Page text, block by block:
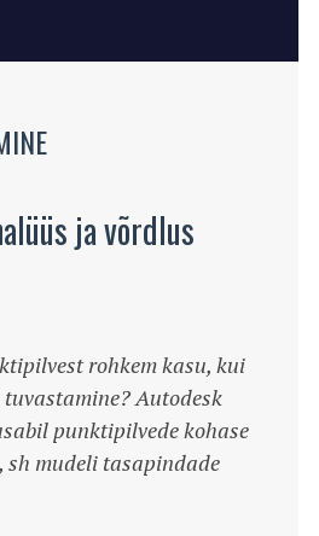
ja võrdlus
rohkem kasu, kui
Autodesk
punktipilvede kohase
sh mudeli tasapindade